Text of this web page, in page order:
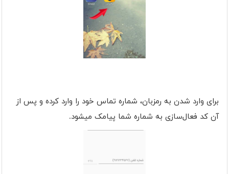
برای وارد شدن به رمزبان، شماره تماس خود را وارد کرده و پس از
آن کد فعال‌سازی به شماره شما پیامک می‎شود.